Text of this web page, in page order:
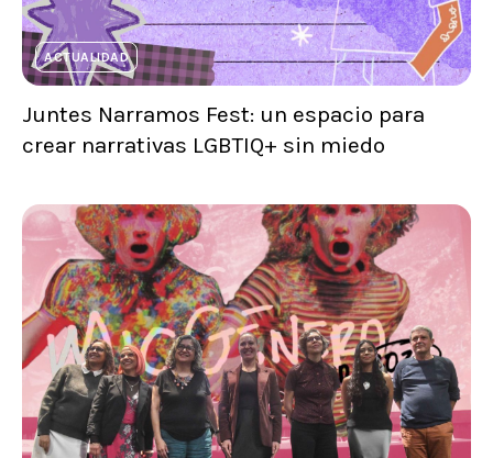
ACTUALIDAD
Juntes Narramos Fest: un espacio para
crear narrativas LGBTIQ+ sin miedo